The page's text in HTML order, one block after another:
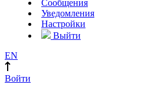
Сообщения
Уведомления
Настройки
Выйти
EN
Войти